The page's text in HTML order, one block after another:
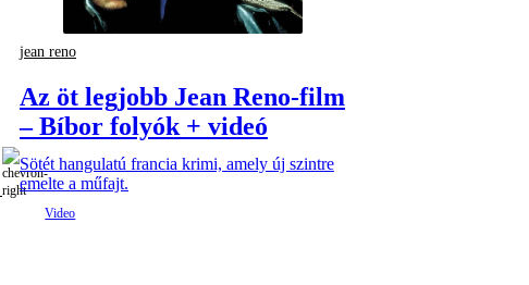
jean reno
Az öt legjobb Jean Reno-film
– Bíbor folyók + videó
Sötét hangulatú francia krimi, amely új szintre
emelte a műfajt.